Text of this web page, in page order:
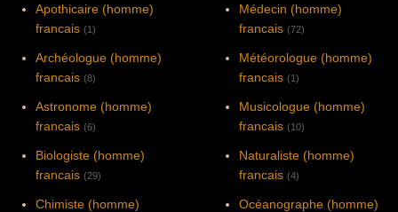
Apothicaire (homme)
francais (1)
Archéologue (homme)
francais (8)
Astronome (homme)
francais (6)
Biologiste (homme)
francais (29)
Chimiste (homme)
Médecin (homme)
francais (72)
Météorologue (homme)
francais (1)
Musicologue (homme)
francais (10)
Naturaliste (homme)
francais (4)
Océanographe (homme)